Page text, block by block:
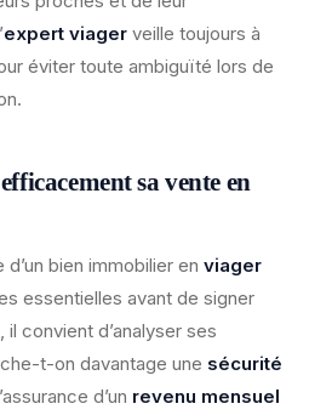
expert viager veille toujours à
éviter toute ambiguïté lors de
sa vente en
bien immobilier en viager
essentielles avant de signer
convient d’analyser ses
t-on davantage une sécurité
l’assurance d’un revenu mensuel